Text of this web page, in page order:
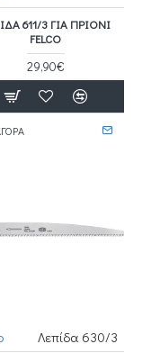
611/3 ΓΙΑ ΠΡΙΌΝΙ
FELCO
29,90€
Λεπίδα 630/3